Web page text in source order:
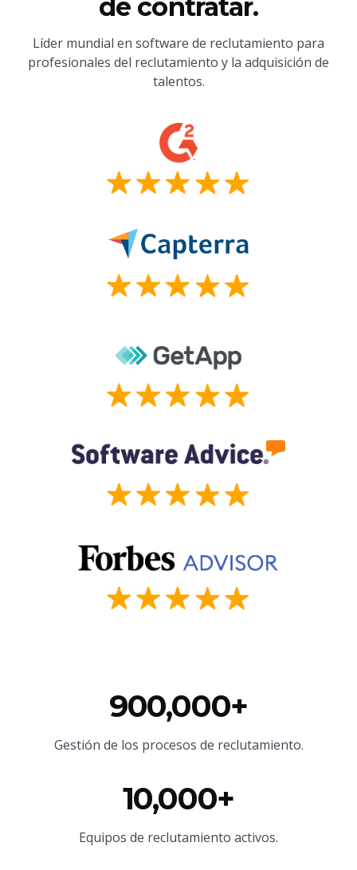
de contratar.
Líder mundial en software de reclutamiento para
profesionales del reclutamiento y la adquisición de
talentos.
900,000+
Gestión de los procesos de reclutamiento.
10,000+
Equipos de reclutamiento activos.